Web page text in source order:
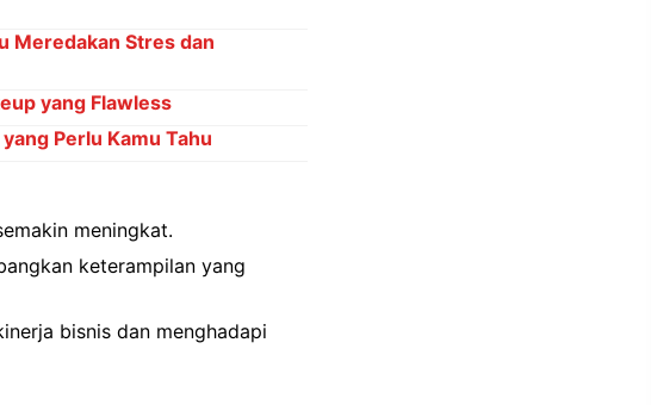
Meredakan Stres dan
yang Flawless
Perlu Kamu Tahu
meningkat.
keterampilan yang
bisnis dan menghadapi